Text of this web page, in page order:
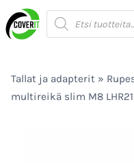
Siirry
sisältöön
Products
search
Tallat ja adapterit »
multireikä slim M8 LHR21